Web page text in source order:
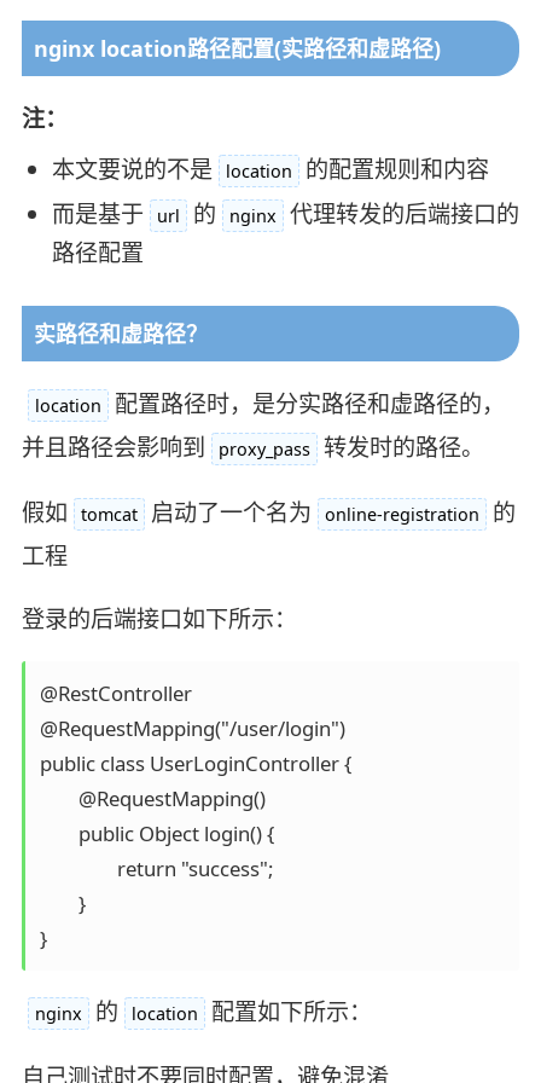
nginx location路径配置(实路径和虚路径)
注：
本文要说的不是
location
的配置规则和内容
而是基于
url 的 nginx
代理转发的后端接口的
路径配置
实路径和虚路径？
location
配置路径时，是分实路径和虚路径的，
并且路径会影响到
proxy_pass 转发时的路径。
假如 tomcat 启动了一个名为 online-registration
的
工程
登录的后端接口如下所示：
@RestController
@RequestMapping("/user/login")
public class UserLoginController {
}
nginx 的 location 配置如下所示：